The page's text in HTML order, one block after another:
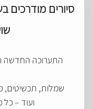
סיורים מודרכים
התערוכה החדשה
שמלות, תכשיטים,
ועוד –